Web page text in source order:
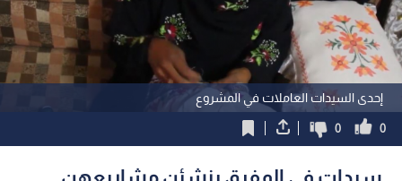
إحدى السيدات العاملات في المشروع
0
0